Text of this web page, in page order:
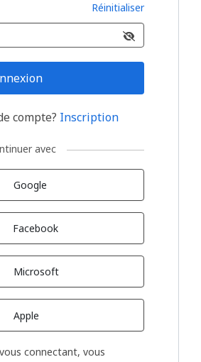
Réinitialiser
compte? Inscription
avec
Google
Facebook
Microsoft
Apple
connectant, vous